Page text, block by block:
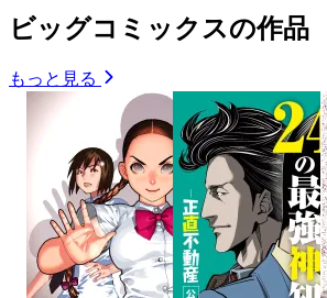
ビッグコミックスの作品
もっと見る